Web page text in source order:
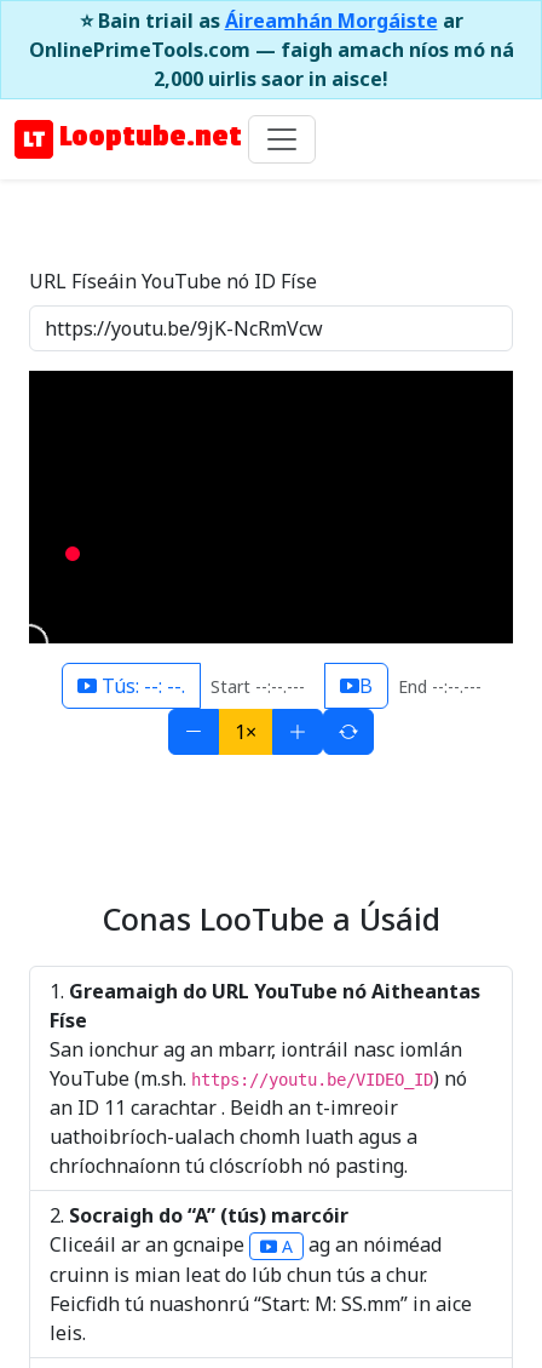
⭐ Bain triail asÁireamhán Morgáiste ar
OnlinePrimeTools.com — faigh amach níos mó ná
2,000 uirlis saor in aisce!
Looptube.net
URL Físeáin YouTube nó ID Físe
Tús: --: --. Start --:--.--- B End --:--.---
1×
Conas LooTube a Úsáid
Greamaigh do URL YouTube nó Aitheantas
Físe
San ionchur ag an mbarr, iontráil nasc iomlán
YouTube (m.sh. https://youtu.be/VIDEO_ID) nó
an ID 11 carachtar . Beidh an t-imreoir
uathoibríoch-ualach chomh luath agus a
chríochnaíonn tú clóscríobh nó pasting.
Socraigh do “A” (tús) marcóir
Cliceáil ar an gcnaipe
A
ag an nóiméad
cruinn is mian leat do lúb chun tús a chur.
Feicfidh tú nuashonrú “Start: M: SS.mm” in aice
leis.